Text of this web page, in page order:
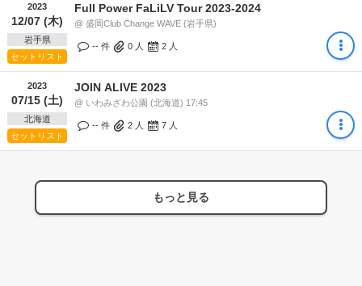
2023
12/07 (木)
岩手県
セットリスト
Full Power FaLiLV Tour 2023-2024
@ 盛岡Club Change WAVE (岩手県)
-- 件 0 人 2 人
2023
07/15 (土)
北海道
セットリスト
JOIN ALIVE 2023
@ いわみざわ公園 (北海道) 17:45
-- 件 2 人 7 人
もっと見る